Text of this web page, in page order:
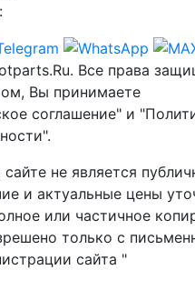
Все права
Вы принимаете
соглашение" и
не является
и актуальные цены
или частичное
только с
сайта "